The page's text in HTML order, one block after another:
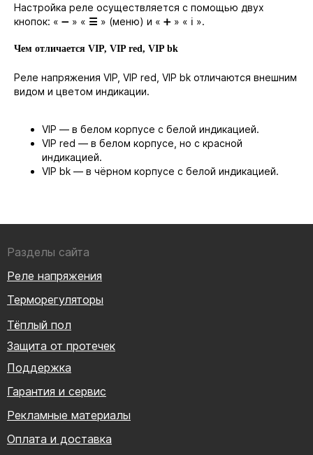
Настройка реле осуществляется с помощью двух
кнопок: « ➖ » « ☰ » (меню) и « ➕ » « ℹ️ ».
Чем отличается VIP, VIP red, VIP bk
Реле напряжения VIP, VIP red, VIP bk отличаются внешним
видом и цветом индикации.
VIP — в белом корпусе с белой индикацией.
VIP red — в белом корпусе, но с красной
индикацией.
VIP bk — в чёрном корпусе с белой индикацией.
Разделы сайта
Реле напряжения
Терморегуляторы
Тёплый пол
Защита от протечек
Поддержка
Гарантия и сервис
Рекламные материалы
Оплата и доставка